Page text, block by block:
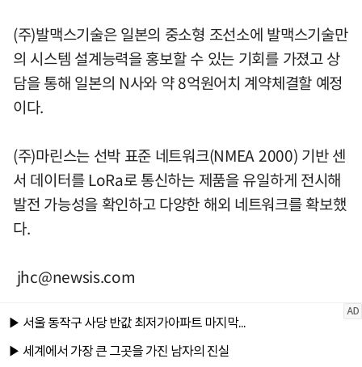
(주)발맥스기술은 일본의 중소형 조선소에 발맥스기술만
의 시스템 설계능력을 홍보할 수 있는 기회를 가졌고 상
담을 통해 일본의 N사와 약 8억원어치 계약체결할 예정
이다.
(주)마린스는 선박 표준 네트워크(NMEA 2000) 기반 센
서 데이터를 LoRa로 통신하는 제품을 유일하게 전시해
발전 가능성을 확인하고 다양한 해외 네트워크를 확보했
다.
jhc@newsis.com